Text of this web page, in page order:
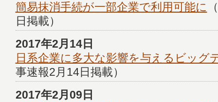
簡易抹消手続が一部企業で利用可能に
日掲載）
2017年2月14日
日系企業に多大な影響を与えるビッグ
事速報2月14日掲載）
2017年2月09日